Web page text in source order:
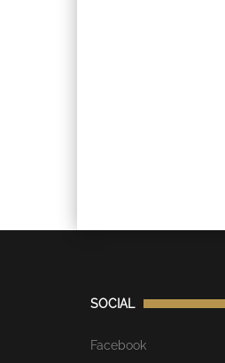
SOCIAL
Facebook